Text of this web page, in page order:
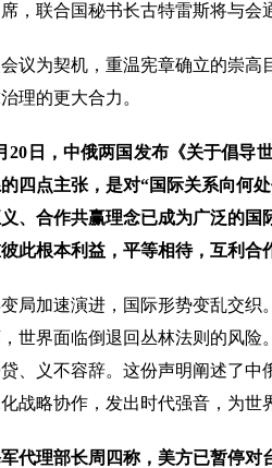
，联合国秘书长古特雷斯将与会
议为契机，重温宪章确立的崇
理的更大合力。
20日，中俄两国发布《关于倡导
四点主张，是对“国际关系向何
、合作共赢理念已成为广泛的
此根本利益，平等相待，互利合
局加速演进，国际形势变乱交
世界面临倒退回丛林法则的风
、义不容辞。这份声明阐述了
战略协作，发出时代强音，为
代理部长周四称，美方已暂停